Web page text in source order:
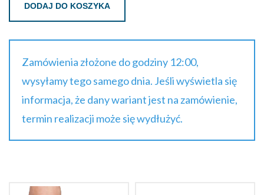
DODAJ DO KOSZYKA
Zamówienia złożone do godziny 12:00,
wysyłamy tego samego dnia. Jeśli wyświetla się
informacja, że dany wariant jest na zamówienie,
termin realizacji może się wydłużyć.